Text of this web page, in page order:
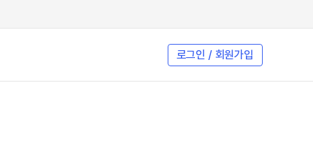
로그인 / 회원가입